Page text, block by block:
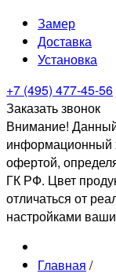
Замер
Доставка
Установка
+7 (495) 477-45-56
Заказать звонок
Внимание!
информационный
офертой,
ГК РФ. Цвет
отличаться от
настройками
Главная /